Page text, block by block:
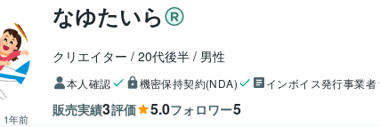
1年前
なゆたいら
クリエイター 20代後半 男性
本人確認 機密保持契約(NDA) インボイス発行事業者
販売実績3評価 5.0フォロワー5